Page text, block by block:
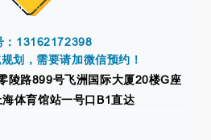
13162172398
划，需要请加微信预约！
陵路899号飞洲国际大厦20楼G座
体育馆站一号口B1直达